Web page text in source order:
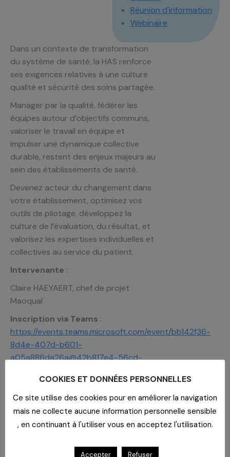
Réunion d'information
Webinaire
Dans un contexte de transformation
du système de santé, la HAS renforce
ses exigences relatives à une culture
qualité et sécurité des soins partagée.
Manager par la qualité, fédérer les
équipes autour d’objectifs communs,
valoriser le travail en équipe et
impulser une dynamique collective
durable, restent des enjeux majeurs au
sein des établissements de santé.
Devenez acteur du changement dans
votre établissement, optimisez vos
outils de pilotage, développez la
culture de l’évaluation, du résultat, et
valorisez les expertises individuelles et
collectives au service du patient.
Intervenante :
Claire HAEYAERT, chef de projet
Maoqual
Inscription via Teams :
https://events.teams.microsoft.com/event/bb142f36-
8d4e-407d-b601-
a05a886da26a@42b817e4-56cd-
introduction pouvant être complétée
par les formations suivantes :
management par la qualité 14/10
COOKIES ET DONNÉES PERSONNELLES
Ce site utilise des cookies pour en améliorer la navigation
mais ne collecte aucune information personnelle sensible
, en continuant à l'utiliser vous en acceptez l'utilisation.
Accepter Refuser